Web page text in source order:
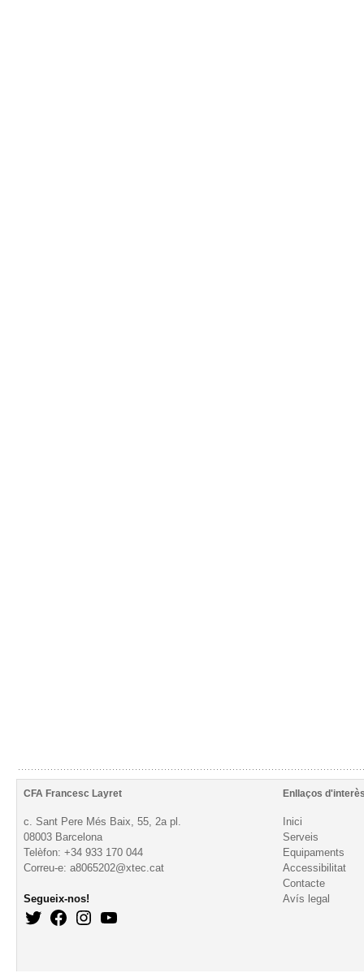
CFA Francesc Layret Enllaços
c. Sant Pere Més Baix, 55, 2a pl.
08003 Barcelona
Telèfon: +34 933 170 044
Correu-e: a8065202@xtec.cat
Segueix-nos!
Inici
Serveis
Equipaments
Accessibilitat
Contacte
Avís legal